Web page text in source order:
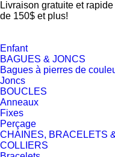
Livraison gratuite et
de 150$ et plus!
Enfant
BAGUES & JONCS
Bagues à pierres de
Joncs
BOUCLES
Anneaux
Fixes
Perçage
CHAINES, BRACELETS
COLLIERS